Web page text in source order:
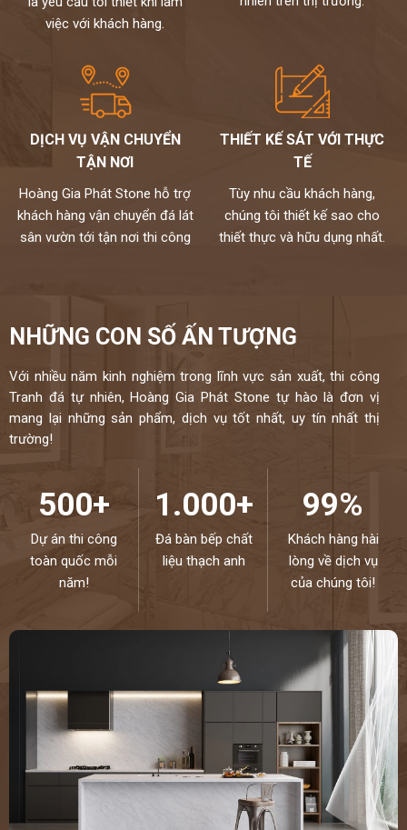
việc với khách hàng.
DỊCH VỤ VẬN CHUYỂN
TẬN NƠI
Hoàng Gia Phát Stone hỗ trợ
khách hàng vận chuyển đá lát
sân vườn tới tận nơi thi công
THIẾT KẾ SÁT VỚI THỰC
TẾ
Tùy nhu cầu khách hàng,
chúng tôi thiết kế sao cho
thiết thực và hữu dụng nhất.
NHỮNG CON SỐ ẤN TƯỢNG
Với nhiều năm kinh nghiệm trong lĩnh vực sản xuất, thi công
Tranh đá tự nhiên, Hoàng Gia Phát Stone tự hào là đơn vị
mang lại những sản phẩm, dịch vụ tốt nhất, uy tín nhất thị
trường!
500+
Dự án thi công
toàn quốc mỗi
năm!
1.000+
Đá bàn bếp chất
liệu thạch anh
99%
Khách hàng hài
lòng về dịch vụ
của chúng tôi!